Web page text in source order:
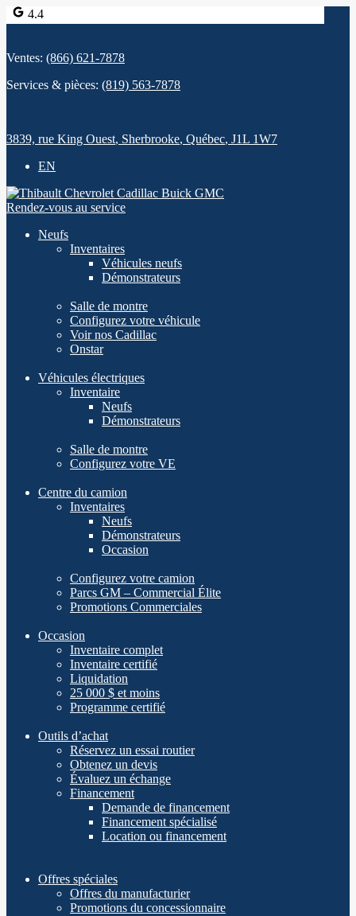
4.4
Ventes: (866) 621-7878
Services & pièces: (819) 563-7878
3839, rue King Ouest, Sherbrooke, Québec, J1L 1W7
EN
Rendez-vous au service
Neufs
Inventaires
Véhicules neufs
Démonstrateurs
Salle de montre
Configurez votre véhicule
Voir nos Cadillac
Onstar
Véhicules électriques
Inventaire
Neufs
Démonstrateurs
Salle de montre
Configurez votre VE
Centre du camion
Inventaires
Neufs
Démonstrateurs
Occasion
Configurez votre camion
Parcs GM – Commercial Élite
Promotions Commerciales
Occasion
Inventaire complet
Inventaire certifié
Liquidation
25 000 $ et moins
Programme certifié
Outils d’achat
Réservez un essai routier
Obtenez un devis
Évaluez un échange
Financement
Demande de financement
Financement spécialisé
Location ou financement
Offres spéciales
Offres du manufacturier
Promotions du concessionnaire